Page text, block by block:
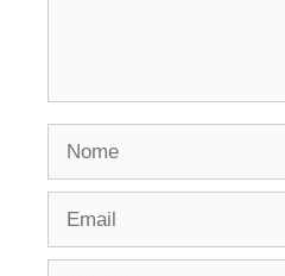
Nome
Email